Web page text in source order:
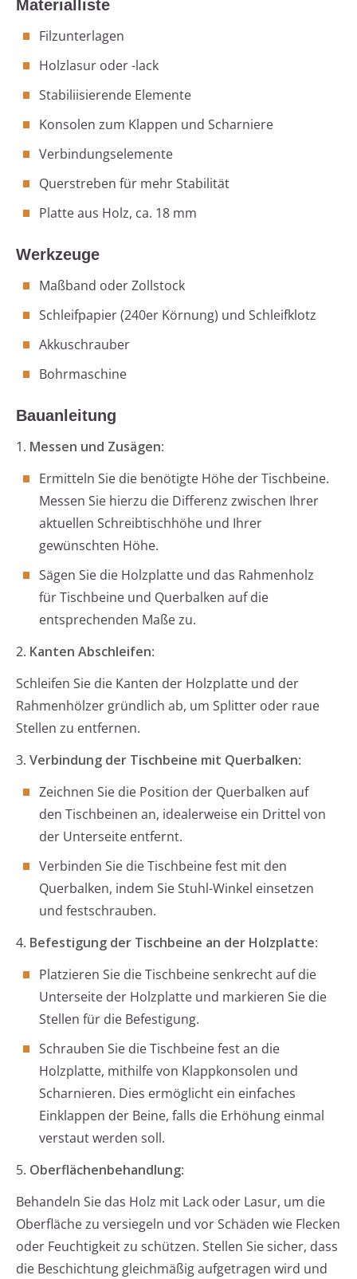
Materialliste
Filzunterlagen
Holzlasur oder -lack
Stabiliisierende Elemente
Konsolen zum Klappen und Scharniere
Verbindungselemente
Querstreben für mehr Stabilität
Platte aus Holz, ca. 18 mm
Werkzeuge
Maßband oder Zollstock
Schleifpapier (240er Körnung) und Schleifklotz
Akkuschrauber
Bohrmaschine
Bauanleitung
1. Messen und Zusägen:
Ermitteln Sie die benötigte Höhe der Tischbeine.
Messen Sie hierzu die Differenz zwischen Ihrer
aktuellen Schreibtischhöhe und Ihrer
gewünschten Höhe.
Sägen Sie die Holzplatte und das Rahmenholz
für Tischbeine und Querbalken auf die
entsprechenden Maße zu.
2. Kanten Abschleifen:
Schleifen Sie die Kanten der Holzplatte und der
Rahmenhölzer gründlich ab, um Splitter oder raue
Stellen zu entfernen.
3. Verbindung der Tischbeine mit Querbalken:
Zeichnen Sie die Position der Querbalken auf
den Tischbeinen an, idealerweise ein Drittel von
der Unterseite entfernt.
Verbinden Sie die Tischbeine fest mit den
Querbalken, indem Sie Stuhl-Winkel einsetzen
und festschrauben.
4. Befestigung der Tischbeine an der Holzplatte:
Platzieren Sie die Tischbeine senkrecht auf die
Unterseite der Holzplatte und markieren Sie die
Stellen für die Befestigung.
Schrauben Sie die Tischbeine fest an die
Holzplatte, mithilfe von Klappkonsolen und
Scharnieren. Dies ermöglicht ein einfaches
Einklappen der Beine, falls die Erhöhung einmal
verstaut werden soll.
5. Oberflächenbehandlung:
Behandeln Sie das Holz mit Lack oder Lasur, um die
Oberfläche zu versiegeln und vor Schäden wie Flecken
oder Feuchtigkeit zu schützen. Stellen Sie sicher, dass
die Beschichtung gleichmäßig aufgetragen wird und